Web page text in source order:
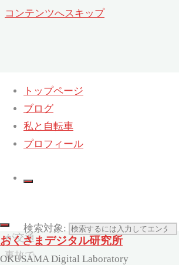
コンテンツへスキップ
トップページ
ブログ
私と自転車
プロフィール
検索対象:
おくさまデジタル研究所
OKUSAMA Digital Laboratory
我が子が交通事故で加害者
も‥‥
自転車
が交通
事故で